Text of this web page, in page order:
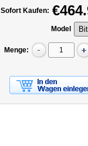
Sofort Kaufen:
Model
Menge: